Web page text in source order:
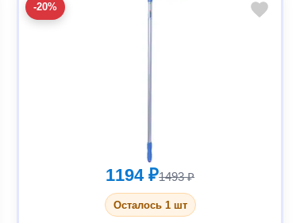
-20%
1194 ₽1493 ₽
Осталось 1 шт